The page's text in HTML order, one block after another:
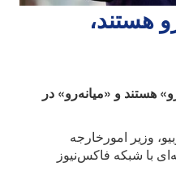
هستند،
هستند و «میانه‌رو» در
وزیر امورخارجه
با شبکه فاکس‌نیوز